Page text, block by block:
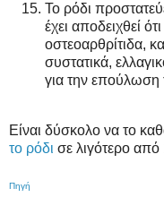
Το ρόδι
έχει αποδειχθεί
οστεοαρθρίτιδα,
συστατικά,
για την
Είναι δύσκολο να το
το ρόδι σε λιγότερο από
Πηγή